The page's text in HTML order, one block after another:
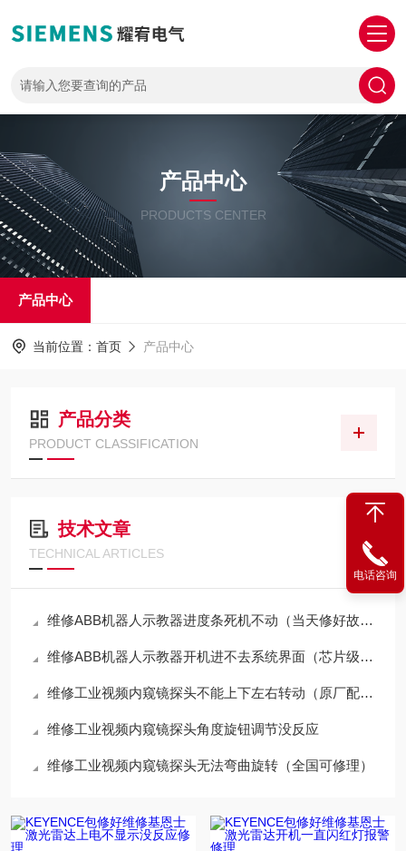
产品中心
PRODUCTS CENTER
产品中心
当前位置： 首页 产品中心
产品分类
PRODUCT CLASSIFICATION
技术文章
TECHNICAL ARTICLES
维修ABB机器人示教器进度条死机不动（当天修好故障）
维修ABB机器人示教器开机进不去系统界面（芯片级修理）
维修工业视频内窥镜探头不能上下左右转动（原厂配件修理）
维修工业视频内窥镜探头角度旋钮调节没反应
维修工业视频内窥镜探头无法弯曲旋转（全国可修理）
电话咨询